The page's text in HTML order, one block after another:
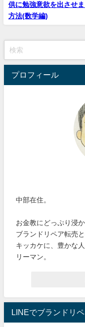
供に勉強意欲を出させ
方法(数学編)
プロフィール
中部在住。
お金教にどっぷり浸
ブランドリペア転売
キッカケに、豊かな
リーマン。
LINEでブランドリ